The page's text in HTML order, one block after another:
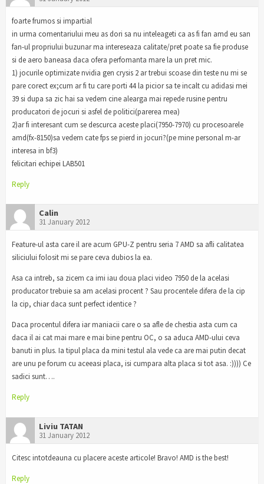
foarte frumos si impartial
in urma comentariului meu as dori sa nu inteleageti ca as fi fan amd eu san
fan-ul propriului buzunar ma intereseaza calitate/pret poate sa fie produse
si de aero baneasa daca ofera perfomanta mare la un pret mic.
1) jocurile optimizate nvidia gen crysis 2 ar trebui scoase din teste nu mi se
pare corect ex;cum ar fi tu care porti 44 la picior sa te incalt cu adidasi mei
39 si dupa sa zic hai sa vedem cine alearga mai repede rusine pentru
producatori de jocuri si asfel de politici(parerea mea)
2)ar fi interesant cum se descurca aceste placi(7950-7970) cu procesoarele
amd(fx-8150)sa vedem cate fps se pierd in jocuri?(pe mine personal m-ar
interesa in bf3)
felicitari echipei LAB501
Reply
Calin
31 January 2012
Feature-ul asta care il are acum GPU-Z pentru seria 7 AMD sa afli calitatea
siliciului folosit mi se pare ceva dubios la ea.
Asa ca intreb, sa zicem ca imi iau doua placi video 7950 de la acelasi
producator trebuie sa am acelasi procent ? Sau procentele difera de la cip
la cip, chiar daca sunt perfect identice ?
Daca procentul difera iar maniacii care o sa afle de chestia asta cum ca
daca il ai cat mai mare e mai bine pentru OC, o sa aduca AMD-ului ceva
banuti in plus. Ia tipul placa da mini testul ala vede ca are mai putin decat
are unu pe forum cu aceeasi placa, isi cumpara alta placa si tot asa. :)))) Ce
sadici sunt….
Reply
Liviu TATAN
31 January 2012
Citesc intotdeauna cu placere aceste articole! Bravo! AMD is the best!
Reply